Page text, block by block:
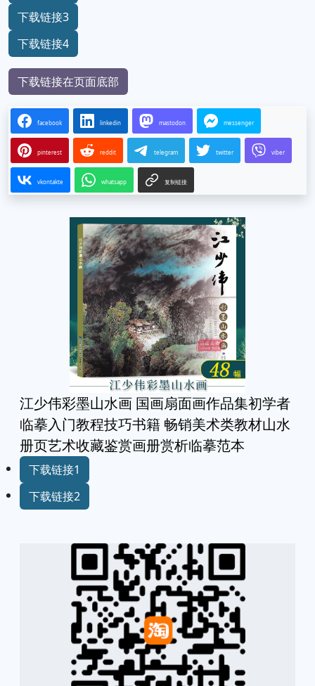
下载链接3
下载链接4
下载链接在页面底部
facebook linkedin mastodon messenger
pinterest reddit telegram twitter viber
vkontakte whatsapp 复制链接
江少伟彩墨山水画 国画扇面画作品集初学者
临摹入门教程技巧书籍 畅销美术类教材山水
册页艺术收藏鉴赏画册赏析临摹范本
下载链接1
下载链接2